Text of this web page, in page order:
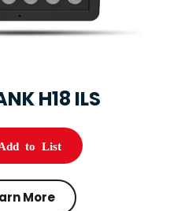
H18 ILS
to List
More